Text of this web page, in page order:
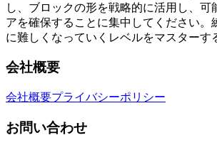
し、ブロックの形を戦略的に活用し、可
アを確保することに集中してください。
に難しくなっていくレベルをマスターす
会社概要
会社概要プライバシーポリシー
お問い合わせ